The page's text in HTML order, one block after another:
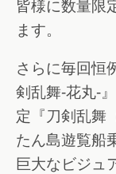
皆様に数量限
ます。
さらに毎回恒
剣乱舞-花丸-
定『刀剣乱舞
たん島遊覧船
巨大なビジュ